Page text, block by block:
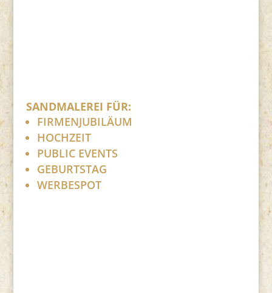
SANDMALEREI FÜR:
FIRMENJUBILÄUM
HOCHZEIT
PUBLIC EVENTS
GEBURTSTAG
WERBESPOT